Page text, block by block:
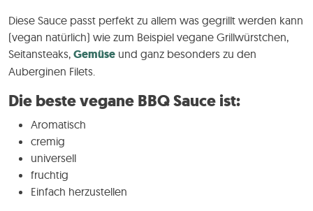
Diese Sauce passt perfekt zu allem was gegrillt werden kann
(vegan natürlich) wie zum Beispiel vegane Grillwürstchen,
Seitansteaks, Gemüse und ganz besonders zu den
Auberginen Filets.
Die beste vegane BBQ Sauce ist:
Aromatisch
cremig
universell
fruchtig
Einfach herzustellen